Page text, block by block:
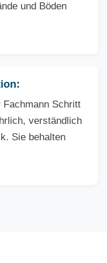
und Böden
Fachmann Schritt
verständlich
Sie behalten